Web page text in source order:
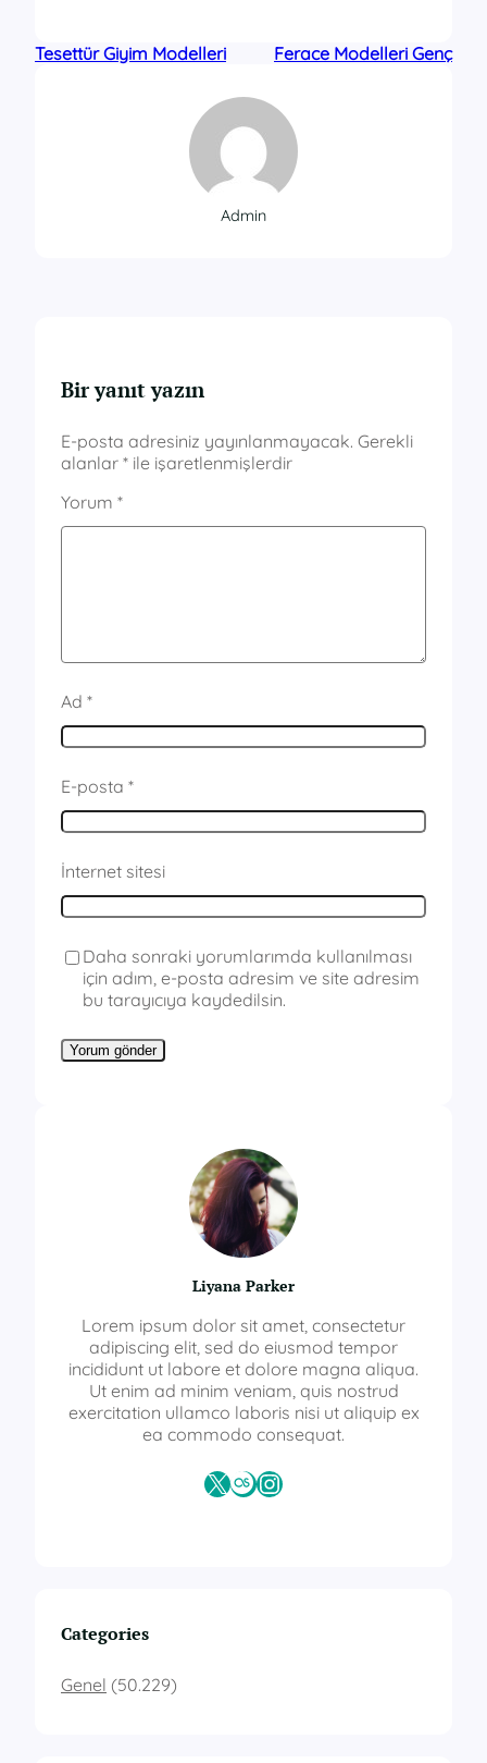
Tesettür Giyim Modelleri Ferace Modelleri Genç
Admin
Bir yanıt yazın
E-posta adresiniz yayınlanmayacak. Gerekli
alanlar * ile işaretlenmişlerdir
Yorum *
Ad *
E-posta *
İnternet sitesi
Daha sonraki yorumlarımda kullanılması
için adım, e-posta adresim ve site adresim
bu tarayıcıya kaydedilsin.
Liyana Parker
Lorem ipsum dolor sit amet, consectetur
adipiscing elit, sed do eiusmod tempor
incididunt ut labore et dolore magna aliqua.
Ut enim ad minim veniam, quis nostrud
exercitation ullamco laboris nisi ut aliquip ex
ea commodo consequat.
X Last.fmInstagram
Categories
Genel (50.229)